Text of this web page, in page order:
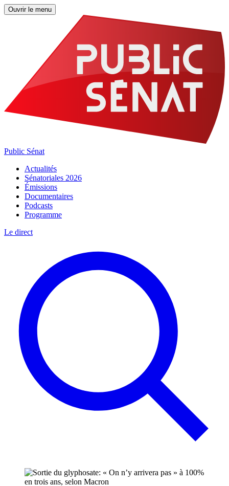
Ouvrir le menu
Public Sénat
Actualités
Sénatoriales 2026
Émissions
Documentaires
Podcasts
Programme
Le direct